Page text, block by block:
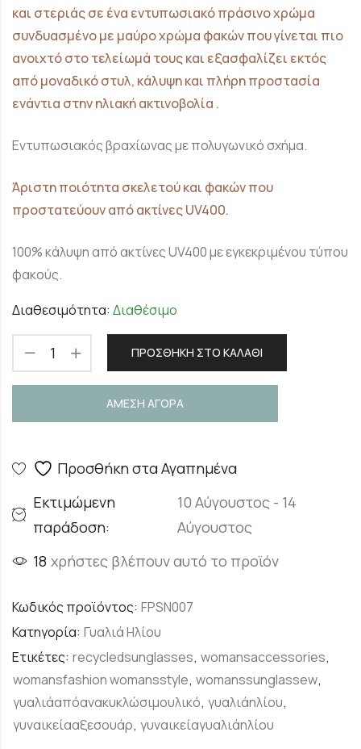
και στεριάς σε ένα εντυπωσιακό πράσινο χρώμα
συνδυασμένο με μαύρο χρώμα φακών που γίνεται πιο
ανοιχτό στο τελείωμά τους και εξασφαλίζει εκτός
από μοναδικό στυλ, κάλυψη και πλήρη προστασία
ενάντια στην ηλιακή ακτινοβολία .
Εντυπωσιακός βραχίωνας με πολυγωνικό σχήμα.
Άριστη ποιότητα σκελετού και φακών που
προστατεύουν από ακτίνες UV400.
100% κάλυψη από ακτίνες UV400 με εγκεκριμένου τύπου
φακούς.
Διαθεσιμότητα: Διαθέσιμο
ΠΡΟΣΘΉΚΗ ΣΤΟ ΚΑΛΆΘΙ
ΑΜΕΣΗ ΑΓΟΡΑ
Προσθήκη στα Αγαπημένα
Εκτιμώμενη
παράδοση:
10 Αύγουστος - 14
Αύγουστος
18 χρήστες βλέπουν αυτό το προϊόν
Κωδικός προϊόντος: FPSN007
Κατηγορία: Γυαλιά Ηλίου
Ετικέτες: recycledsunglasses, womansaccessories,
womansfashion womansstyle, womanssunglassew,
γυαλιάαπόανακυκλώσιμουλικό, γυαλιάηλίου,
γυναικείααξεσουάρ, γυναικείαγυαλιάηλίου